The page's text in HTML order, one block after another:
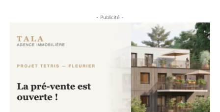
- Publicité -